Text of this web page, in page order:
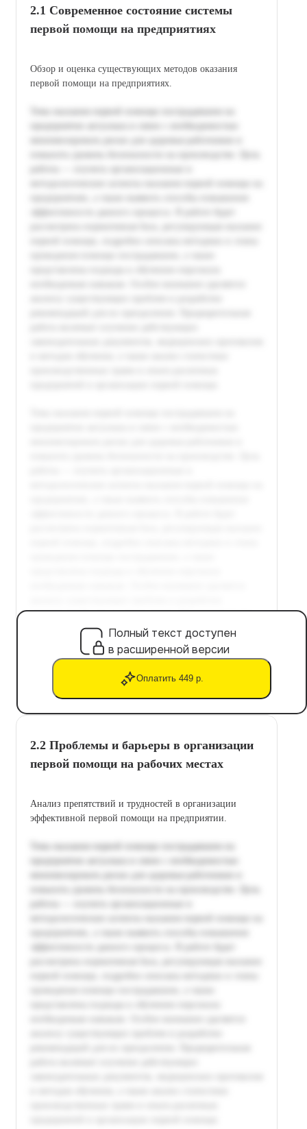
2.1 Современное состояние системы
первой помощи на предприятиях
Обзор и оценка существующих методов оказания
первой помощи на предприятиях.
Полный текст доступен
в расширенной версии
Оплатить 449 р.
2.2 Проблемы и барьеры в организации
первой помощи на рабочих местах
Анализ препятствий и трудностей в организации
эффективной первой помощи на предприятии.